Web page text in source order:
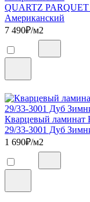
QUARTZ PARQUET
Американский
7 490₽/м2
Кварцевый ламинат
29/33-3001 Дуб
1 690₽/м2